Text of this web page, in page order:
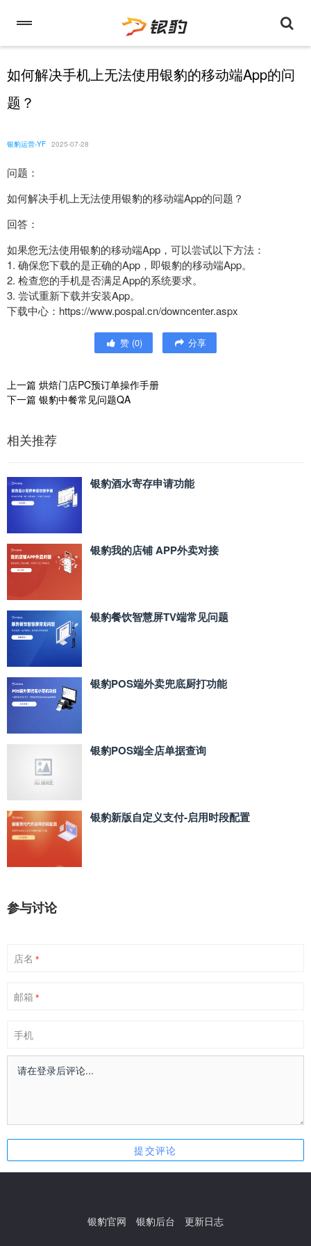
如何解决手机上无法使用银豹的移动端App的问
题？
银豹运营-YF 2025-07-28
问题：
如何解决手机上无法使用银豹的移动端App的问题？
回答：
如果您无法使用银豹的移动端App，可以尝试以下方法：
1. 确保您下载的是正确的App，即银豹的移动端App。
2. 检查您的手机是否满足App的系统要求。
3. 尝试重新下载并安装App。
下载中心：https://www.pospal.cn/downcenter.aspx
赞 (0) 分享
上一篇 烘焙门店PC预订单操作手册
下一篇 银豹中餐常见问题QA
相关推荐
银豹酒水寄存申请功能
银豹我的店铺 APP外卖对接
银豹餐饮智慧屏TV端常见问题
银豹POS端外卖兜底厨打功能
银豹POS端全店单据查询
银豹新版自定义支付‑启用时段配置
参与讨论
店名 *
邮箱 *
手机
银豹官网 银豹后台 更新日志